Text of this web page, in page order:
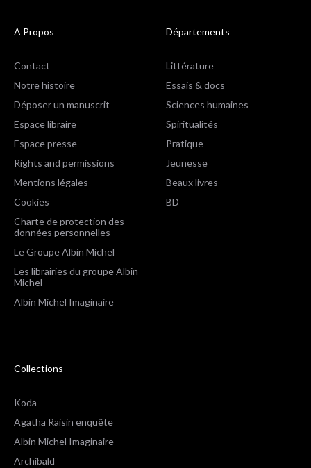
A Propos
Contact
Notre histoire
Déposer un manuscrit
Espace libraire
Espace presse
Rights and permissions
Mentions légales
Cookies
Charte de protection des
données personnelles
Le Groupe Albin Michel
Les librairies du groupe Albin
Michel
Albin Michel Imaginaire
Départements
Littérature
Essais & docs
Sciences humaines
Spiritualités
Pratique
Jeunesse
Beaux livres
BD
Collections
Koda
Agatha Raisin enquête
Albin Michel Imaginaire
Archibald